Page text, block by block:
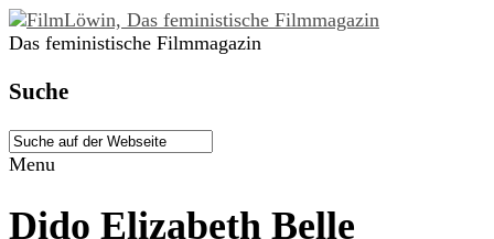
Das feministische Filmmagazin
Suche
Menu
Dido Elizabeth Belle